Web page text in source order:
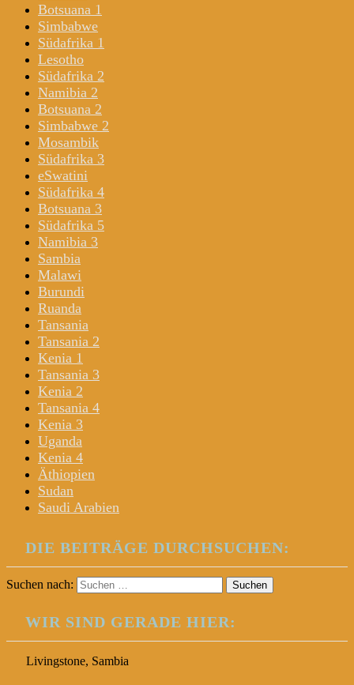
Botsuana 1
Simbabwe
Südafrika 1
Lesotho
Südafrika 2
Namibia 2
Botsuana 2
Simbabwe 2
Mosambik
Südafrika 3
eSwatini
Südafrika 4
Botsuana 3
Südafrika 5
Namibia 3
Sambia
Malawi
Burundi
Ruanda
Tansania
Tansania 2
Kenia 1
Tansania 3
Kenia 2
Tansania 4
Kenia 3
Uganda
Kenia 4
Äthiopien
Sudan
Saudi Arabien
DIE BEITRÄGE DURCHSUCHEN:
Suchen nach:
WIR SIND GERADE HIER:
Livingstone, Sambia